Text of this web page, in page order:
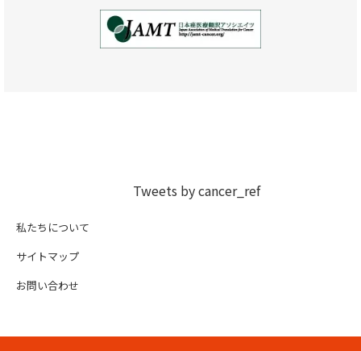
Tweets by cancer_ref
私たちについて
サイトマップ
お問い合わせ